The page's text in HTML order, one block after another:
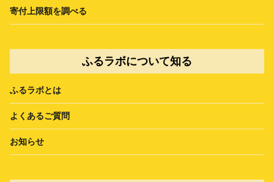
寄付上限額を調べる
ふるラボについて知る
ふるラボとは
よくあるご質問
お知らせ